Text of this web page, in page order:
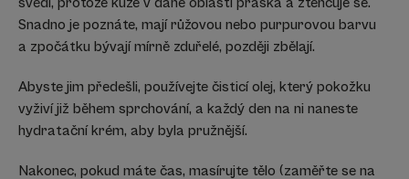
Snadno je poznáte, mají růžovou nebo purpurovou barvu
a zpočátku bývají mírně zduřelé, později zbělají.
Abyste jim předešli, používejte čisticí olej, který pokožku
vyživí již během sprchování, a každý den na ni naneste
hydratační krém, aby byla pružnější.
Nakonec, pokud máte čas, masírujte tělo (zaměřte se na